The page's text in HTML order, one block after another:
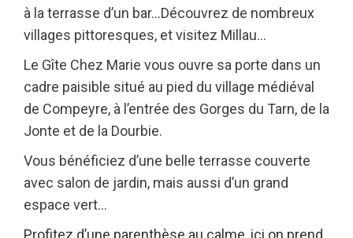
à la terrasse d’un bar…Découvrez de nombreux
villages pittoresques, et visitez Millau…
Le Gîte Chez Marie vous ouvre sa porte dans un
cadre paisible situé au pied du village médiéval
de Compeyre, à l’entrée des Gorges du Tarn, de la
Jonte et de la Dourbie.
Vous bénéficiez d’une belle terrasse couverte
avec salon de jardin, mais aussi d’un grand
espace vert…
Profitez d’une parenthèse au calme, ici on prend